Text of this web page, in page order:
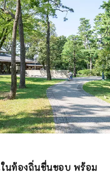
นท้องถิ่นชื่นชอบ พร้อม